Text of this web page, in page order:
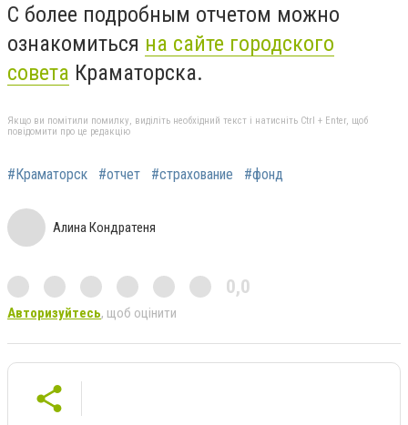
С более подробным отчетом можно
ознакомиться на сайте городского
совета Краматорска.
Якщо ви помітили помилку, виділіть необхідний текст і натисніть Ctrl + Enter, щоб
повідомити про це редакцію
#Краматорск #отчет #страхование #фонд
Алина Кондратеня
0,0
Авторизуйтесь, щоб оцінити